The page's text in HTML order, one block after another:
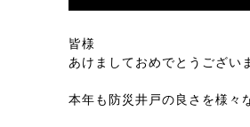
皆様
あけましておめでとうござい
本年も防災井戸の良さを様々